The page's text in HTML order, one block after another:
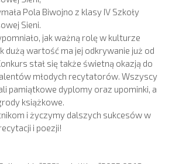
Pola Biwojno z klasy IV Szkoły
Sieni.
jak ważną rolę w kulturze
dużą wartość ma jej odkrywanie już od
stał się także świetną okazją do
młodych recytatorów. Wszyscy
pamiątkowe dyplomy oraz upominki, a
książkowe.
i życzymy dalszych sukcesów w
i poezji!